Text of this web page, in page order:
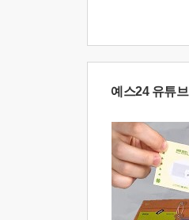
예스24 유튜브